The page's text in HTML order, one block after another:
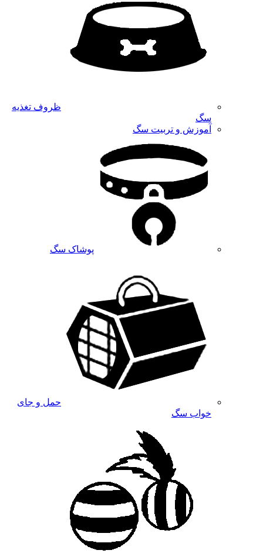
ظروف تغذیه
سگ
آموزش و تربیت سگ
پوشاک سگ
حمل و جای
خواب سگ